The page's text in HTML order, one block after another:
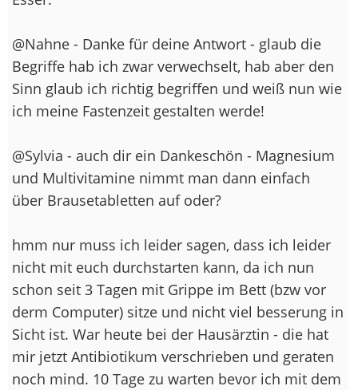
@Nahne - Danke für deine Antwort - glaub die
Begriffe hab ich zwar verwechselt, hab aber den
Sinn glaub ich richtig begriffen und weiß nun wie
ich meine Fastenzeit gestalten werde!
@Sylvia - auch dir ein Dankeschön - Magnesium
und Multivitamine nimmt man dann einfach
über Brausetabletten auf oder?
hmm nur muss ich leider sagen, dass ich leider
nicht mit euch durchstarten kann, da ich nun
schon seit 3 Tagen mit Grippe im Bett (bzw vor
derm Computer) sitze und nicht viel besserung in
Sicht ist. War heute bei der Hausärztin - die hat
mir jetzt Antibiotikum verschrieben und geraten
noch mind. 10 Tage zu warten bevor ich mit dem